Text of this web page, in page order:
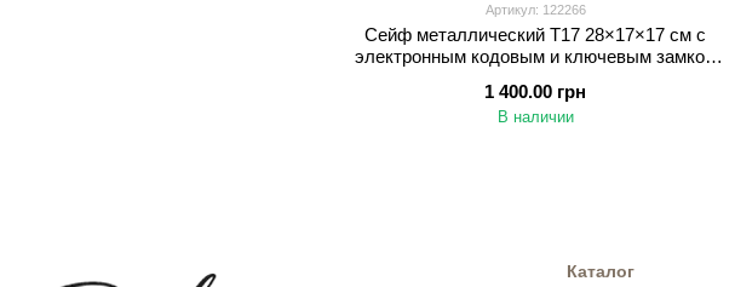
Артикул: 122266
Сейф металлический T17 28×17×17 см с
электронным кодовым и ключевым замком
1 400.00 грн
В наличии
Каталог